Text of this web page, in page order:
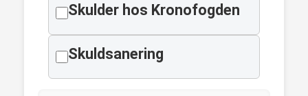
Skulder hos Kronofogden
Skuldsanering